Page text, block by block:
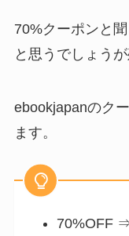
70%クーポンと
と思うでしょう
ebookjapanのク
ます。
70%OFF